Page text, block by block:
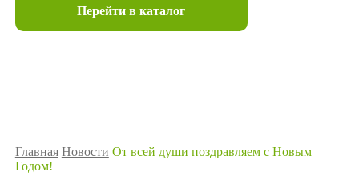
Перейти в каталог
Главная Новости От всей души поздравляем с Новым
Годом!